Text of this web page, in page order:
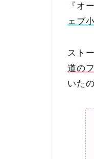
『オ
ェブ
スト
道の
いた